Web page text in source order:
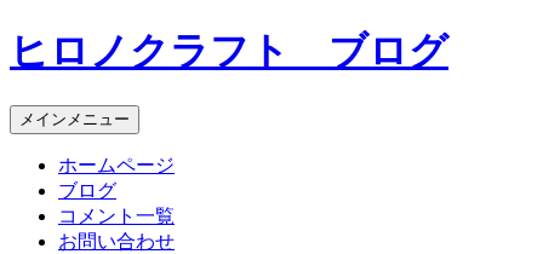
コ
ン
ン
ツ
ヒロノクラフト ブログ
メインメニュー
ホームページ
ブログ
コメント一覧
お問い合わせ